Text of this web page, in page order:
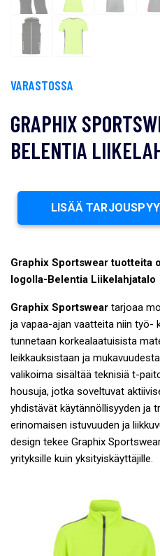
VARASTOSSA
GRAPHIX
BELENTIA
Graphix Sportswear tuotteita
logolla-Belentia Liikelahjatalo
Graphix Sportswear tarjoaa
ja vapaa-ajan vaatteita niin työ-
tunnetaan korkealaatuisista
leikkauksistaan ja
valikoima sisältää teknisiä t-
housuja, jotka soveltuvat
yhdistävät käytännöllisyyden ja
erinomaisen istuvuuden ja
design tekee Graphix
yrityksille kuin yksityiskäyttäjille.
LISÄÄ